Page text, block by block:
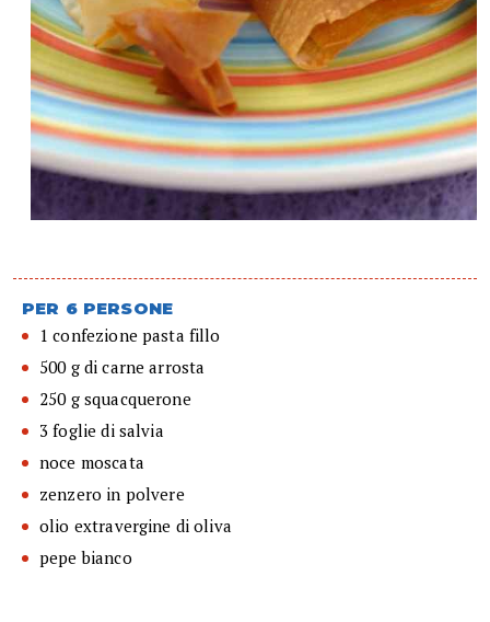
PER 6 PERSONE
1 confezione pasta fillo
500 g di carne arrosta
250 g squacquerone
3 foglie di salvia
noce moscata
zenzero in polvere
olio extravergine di oliva
pepe bianco